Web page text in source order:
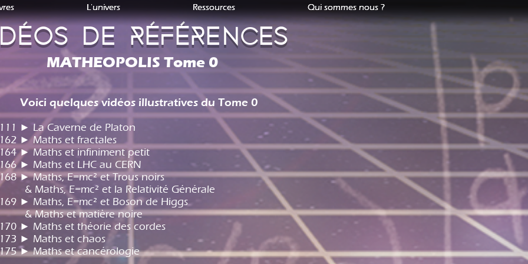
L'univers Ressources Qui sommes nous ?
L'univers Ressources Qui sommes nous ?
de références
MATHEOPOLIS Tome 0
Voici quelques vidéos illustratives du Tome 0
► La Caverne de Platon
► Maths et fractales
► Maths et infiniment petit
► Maths et LHC au CERN
► Maths, E=mc² et Trous noirs
E=mc² et la Relativité Générale
► Maths, E=mc² et Boson de Higgs
Maths et matière noire
► Maths et théorie des cordes
► Maths et chaos
► Maths et cancérologie